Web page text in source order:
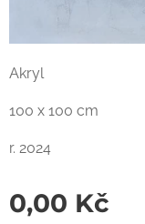
Akryl
100 x 100 cm
r. 2024
0,00 Kč